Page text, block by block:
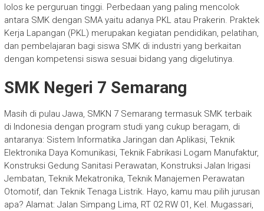
lolos ke perguruan tinggi. Perbedaan yang paling mencolok
antara SMK dengan SMA yaitu adanya PKL atau Prakerin. Praktek
Kerja Lapangan (PKL) merupakan kegiatan pendidikan, pelatihan,
dan pembelajaran bagi siswa SMK di industri yang berkaitan
dengan kompetensi siswa sesuai bidang yang digelutinya.
SMK Negeri 7 Semarang
Masih di pulau Jawa, SMKN 7 Semarang termasuk SMK terbaik
di Indonesia dengan program studi yang cukup beragam, di
antaranya: Sistem Informatika Jaringan dan Aplikasi, Teknik
Elektronika Daya Komunikasi, Teknik Fabrikasi Logam Manufaktur,
Konstruksi Gedung Sanitasi Perawatan, Konstruksi Jalan Irigasi
Jembatan, Teknik Mekatronika, Teknik Manajemen Perawatan
Otomotif, dan Teknik Tenaga Listrik. Hayo, kamu mau pilih jurusan
apa? Alamat: Jalan Simpang Lima, RT 02 RW 01, Kel. Mugassari,